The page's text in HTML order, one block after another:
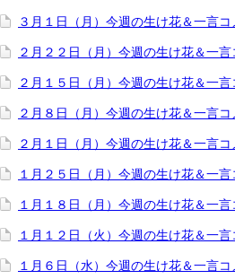
３月１日（月）今週の生け花＆一言コ
２月２２日（月）今週の生け花＆一言
２月１５日（月）今週の生け花＆一言
２月８日（月）今週の生け花＆一言コ
２月１日（月）今週の生け花＆一言コ
１月２５日（月）今週の生け花＆一言
１月１８日（月）今週の生け花＆一言
１月１２日（火）今週の生け花＆一言
１月６日（水）今週の生け花＆一言コ